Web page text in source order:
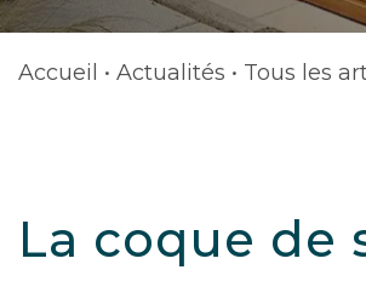
Accueil • Actualités • Tous les
La coque de